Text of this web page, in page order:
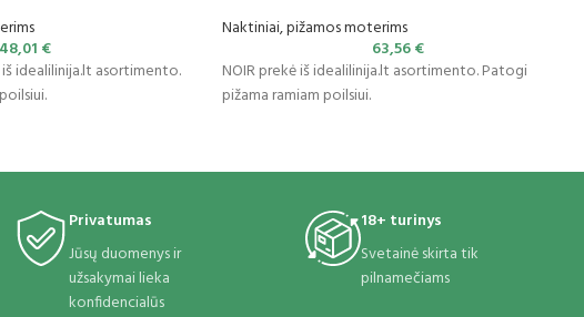
48,01 €
iš idealilinija.lt asortimento.
Naktiniai, pižamos moterims
63,56€
NOIR prekė iš idealilinija.lt asortimento. Patogi
pižama ramiam poilsiui.
Privatumas
Jūsų duomenys ir
užsakymai lieka
konfidencialūs
18+ turinys
Svetainė skirta tik
pilnamečiams